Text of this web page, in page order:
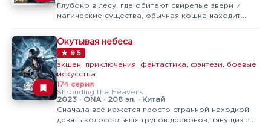
Глубоко в лесу, где обитают свирепые звери и
магические существа, обычная кошка находит
решает вырастить его как собственного
ребёнка.Из этой простой, почти сказочной завязки
вырастает тёплая история о заботе…
Окутывая небеса
★ 9.5
экшен, приключения, фантастика, фэнтези, боевые
искусства
174 серия
Shrouding the Heavens
2023 · ONA · 208 эп. · Китай
Сначала всё кажется просто странной находкой:
девять колоссальных трупов драконов, тянущих за